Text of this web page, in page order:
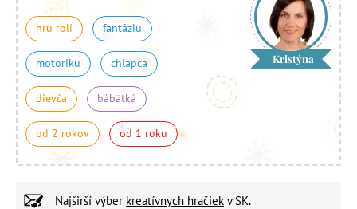
hru rolí fantáziu
motoriku chlapca
dievča bábätká
od 2 rokov od 1 roku
Kristýna
Najširší výber kreatívnych hračiek v SK.